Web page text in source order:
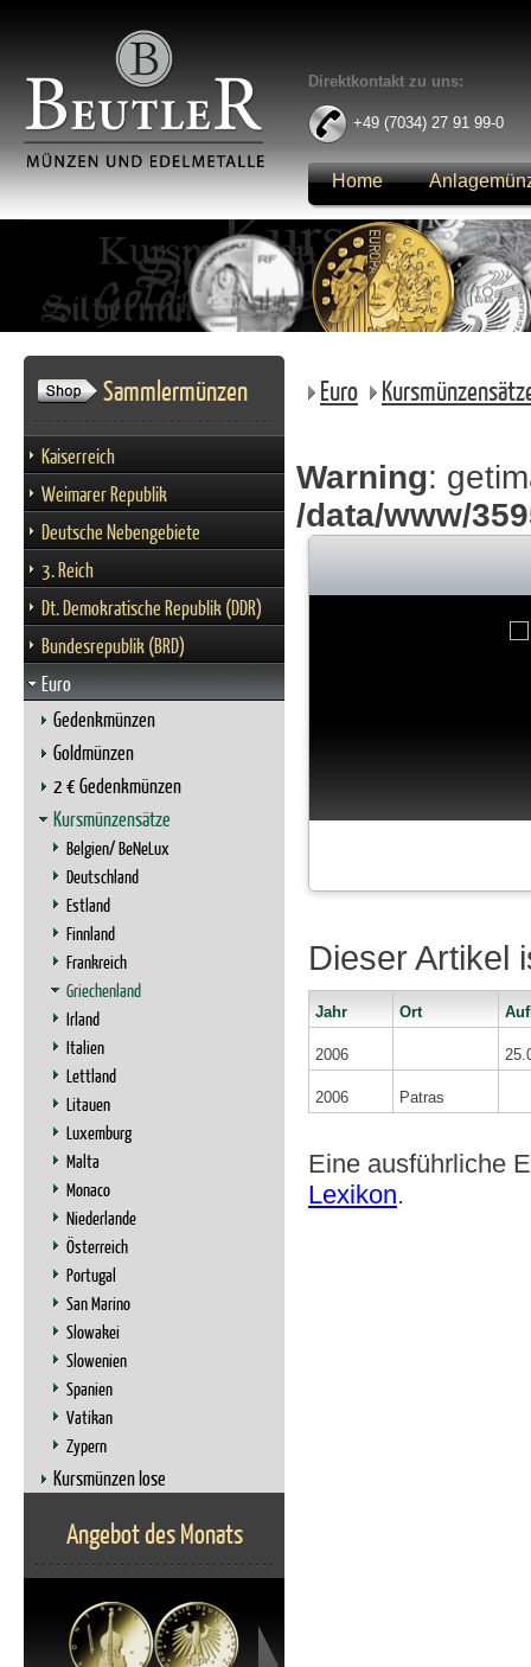
Direktkontakt zu uns:
+49 (7034) 27 91 99-0
Home
Anmelden
Sammlermünzen
Kaiserreich
Weimarer Republik
Deutsche Nebengebiete
3. Reich
Dt. Demokratische Republik (DDR)
Bundesrepublik (BRD)
Euro
Gedenkmünzen
Goldmünzen
2 € Gedenkmünzen
Kursmünzensätze
Belgien/ BeNeLux
Deutschland
Estland
Finnland
Frankreich
Griechenland
Irland
Italien
Lettland
Litauen
Luxemburg
Malta
Monaco
Niederlande
Österreich
Portugal
San Marino
Slowakei
Slowenien
Spanien
Vatikan
Zypern
Kursmünzen lose
Angebot des Monats
Euro
Warning:
/data/www/
Dieser Artikel
Jahr Ort
2006
2006 Patras
Eine ausführliche
Lexikon.